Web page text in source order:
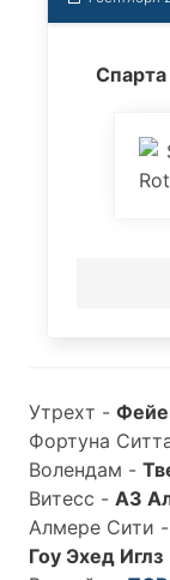
Утрехт -
Фортуна
Волендам -
Витесс - АЗ
Алмере Сити -
Гоу Эхед Иглз